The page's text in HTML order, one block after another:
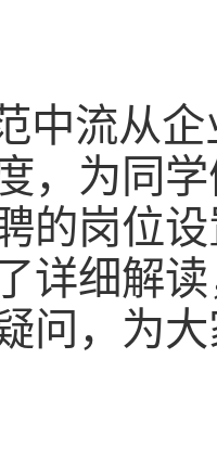
中流从
，为同
的岗位
详细解
问，为